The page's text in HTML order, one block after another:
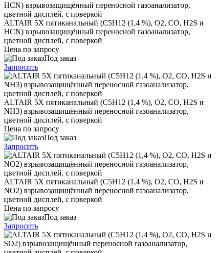
ALTAIR 5X пятиканальный (C5H12 (1,4 %), O2, CO, H2S и
HCN) взрывозащищённый переносной газоанализатор,
цветной дисплей, с поверкой
Цена по запросу
Под заказ
Запросить
ALTAIR 5X пятиканальный (C5H12 (1,4 %), O2, CO, H2S и
NH3) взрывозащищённый переносной газоанализатор,
цветной дисплей, с поверкой
Цена по запросу
Под заказ
Запросить
ALTAIR 5X пятиканальный (C5H12 (1,4 %), O2, CO, H2S и
NO2) взрывозащищённый переносной газоанализатор,
цветной дисплей, с поверкой
Цена по запросу
Под заказ
Запросить